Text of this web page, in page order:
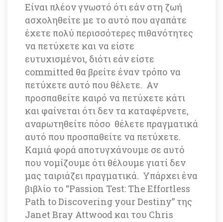
Είναι πλέον γνωστό ότι εάν στη ζωή
ασχοληθείτε με το αυτό που αγαπάτε
έχετε πολύ περισσότερες πιθανότητες
να πετύχετε και να είστε
ευτυχισμένοι, διότι εάν είστε
committed θα βρείτε έναν τρόπο να
πετύχετε αυτό που θέλετε. Αν
προσπαθείτε καιρό να πετύχετε κάτι
και φαίνεται ότι δεν τα καταφέρνετε,
αναρωτηθείτε πόσο θέλετε πραγματικά
αυτό που προσπαθείτε να πετύχετε.
Καμιά φορά αποτυγχάνουμε σε αυτό
που νομίζουμε ότι θέλουμε γιατί δεν
μας ταιριάζει πραγματικά. Υπάρχει ένα
βιβλίο το “Passion Test: The Effortless
Path to Discovering your Destiny” της
Janet Bray Attwood και του Chris